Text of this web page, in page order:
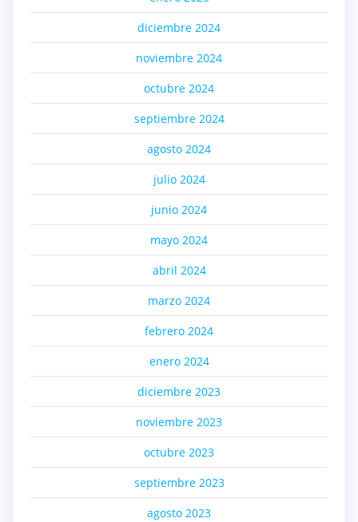
diciembre 2024
noviembre 2024
octubre 2024
septiembre 2024
agosto 2024
julio 2024
junio 2024
mayo 2024
abril 2024
marzo 2024
febrero 2024
enero 2024
diciembre 2023
noviembre 2023
octubre 2023
septiembre 2023
agosto 2023